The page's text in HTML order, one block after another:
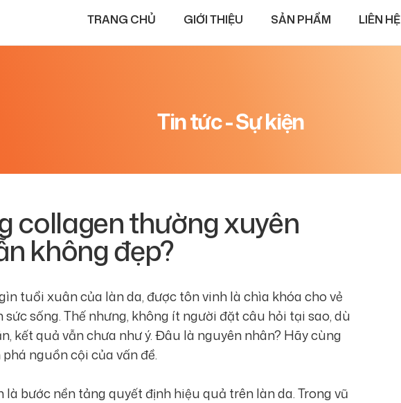
TRANG CHỦ GIỚI THIỆU SẢN PHẨM LIÊN HỆ
Tin tức - Sự kiện
collagen thường xuyên
không đẹp?
tuổi xuân của làn da, được tôn vinh là chìa khóa cho vẻ
sống. Thế nhưng, không ít người đặt câu hỏi tại sao, dù
kết quả vẫn chưa như ý. Đâu là nguyên nhân? Hãy cùng
nguồn cội của vấn đề.
bước nền tảng quyết định hiệu quả trên làn da. Trong vũ